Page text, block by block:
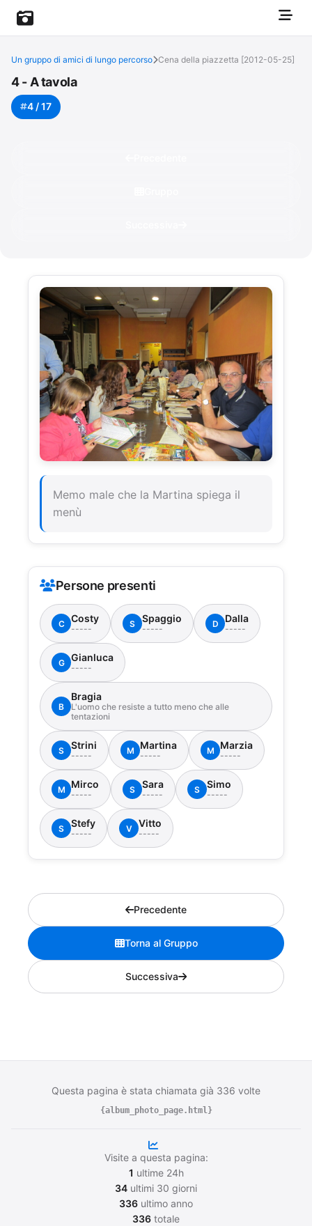
Un gruppo di amici di lungo percorso Cena della piazzetta [2012-05-25]
4 - A tavola
4 / 17
Memo male che la Martina spiega il
menù
Persone presenti
C Costy
----- S Spaggio
----- D Dalla
-----
G Gianluca
-----
B
Bragia
L'uomo che resiste a tutto meno che alle
tentazioni
S Strini
----- M Martina
----- M Marzia
-----
M Mirco
----- S Sara
----- S Simo
-----
S Stefy
----- V Vitto
-----
Precedente
Torna al Gruppo
Successiva
Questa pagina è stata chiamata già 336 volte
{album_photo_page.html}
Visite a questa pagina:
1 ultime 24h
34 ultimi 30 giorni
336 ultimo anno
336 totale